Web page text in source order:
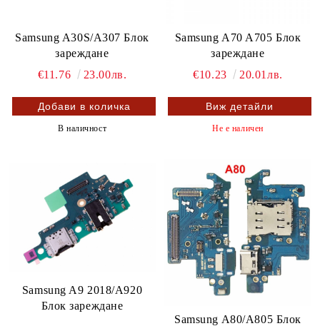
Samsung A30S/A307 Блок
зареждане
€11.76
23.00лв.
В наличност
Samsung A70 A705 Блок
зареждане
€10.23
20.01лв.
Виж детайли
Не е наличен
Samsung A9 2018/A920
Блок зареждане
Samsung A80/A805 Блок